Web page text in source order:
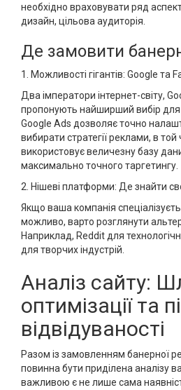
необхідно враховувати ряд
дизайн, цільова аудиторія.
Де замовити
1. Можливості гігантів: Google та
Два імператори інтернет-світу,
пропонують найширший вибір для
Google Ads дозволяє точно
вибирати стратегії реклами, в
використовує величезну базу
максимально точного таргетингу.
2. Нішеві платформи: Де знайти
Якщо ваша компанія
можливо, варто розглянути
Наприклад, Reddit для
для творчих індустрій.
Аналіз сайту:
оптимізації та
відвідуваності
Разом із замовленням банерної
повинна бути приділена аналізу
важливою є не лише сама